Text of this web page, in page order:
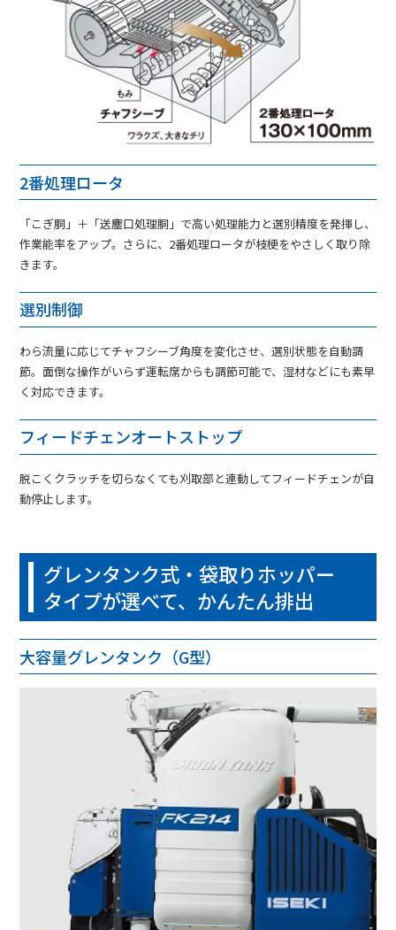
2番処理ロータ
「こぎ胴」＋「送塵口処理胴」で高い処理能力と選別精度を発揮し、
作業能率をアップ。さらに、2番処理ロータが枝梗をやさしく取り除
きます。
選別制御
わら流量に応じてチャフシーブ角度を変化させ、選別状態を自動調
節。面倒な操作がいらず運転席からも調節可能で、湿材などにも素早
く対応できます。
フィードチェンオートストップ
脱こくクラッチを切らなくても刈取部と連動してフィードチェンが自
動停止します。
グレンタンク式・袋取りホッパー
タイプが選べて、かんたん排出
大容量グレンタンク（G型）